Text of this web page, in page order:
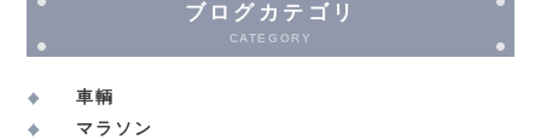
ブログカテゴリ
CATEGORY
車輌
マラソン